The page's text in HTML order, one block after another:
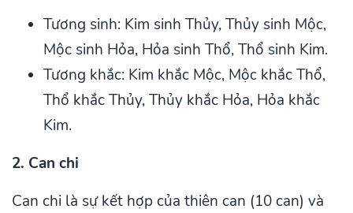
Tương sinh: Kim sinh Thủy, Thủy sinh Mộc,
Mộc sinh Hỏa, Hỏa sinh Thổ, Thổ sinh Kim.
Tương khắc: Kim khắc Mộc, Mộc khắc Thổ,
Thổ khắc Thủy, Thủy khắc Hỏa, Hỏa khắc
Kim.
2. Can chi
Can chi là sự kết hợp của thiên can (10 can) và